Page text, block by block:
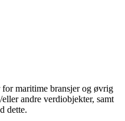
maritime bransjer og øvrig
andre verdiobjekter, samt
dette.